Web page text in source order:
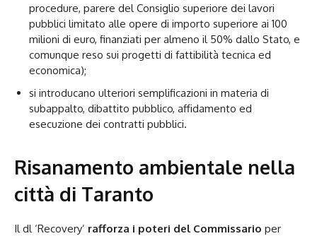
procedure, parere del Consiglio superiore dei lavori
pubblici limitato alle opere di importo superiore ai 100
milioni di euro, finanziati per almeno il 50% dallo Stato, e
comunque reso sui progetti di fattibilità tecnica ed
economica);
si introducano ulteriori semplificazioni in materia di
subappalto, dibattito pubblico, affidamento ed
esecuzione dei contratti pubblici.
Risanamento ambientale nella
città di Taranto
Il dl ‘Recovery’ rafforza i poteri del Commissario per